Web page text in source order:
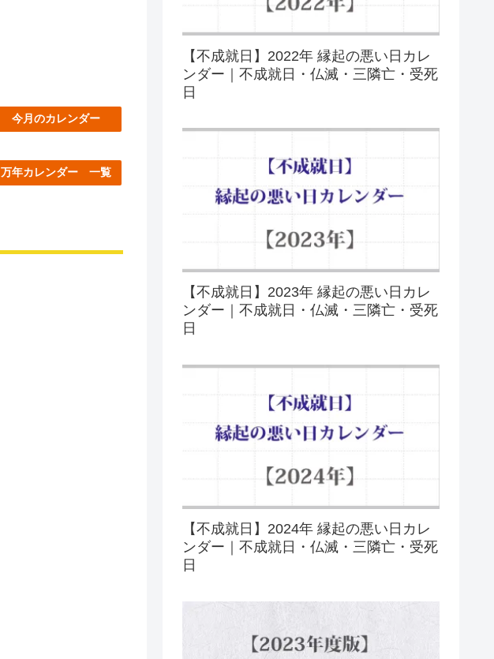
今月のカレンダー
万年カレンダー 一覧
【不成就日】2022年 縁起の悪い日カレ
ンダー｜不成就日・仏滅・三隣亡・受死
日
【不成就日】2023年 縁起の悪い日カレ
ンダー｜不成就日・仏滅・三隣亡・受死
日
【不成就日】2024年 縁起の悪い日カレ
ンダー｜不成就日・仏滅・三隣亡・受死
日